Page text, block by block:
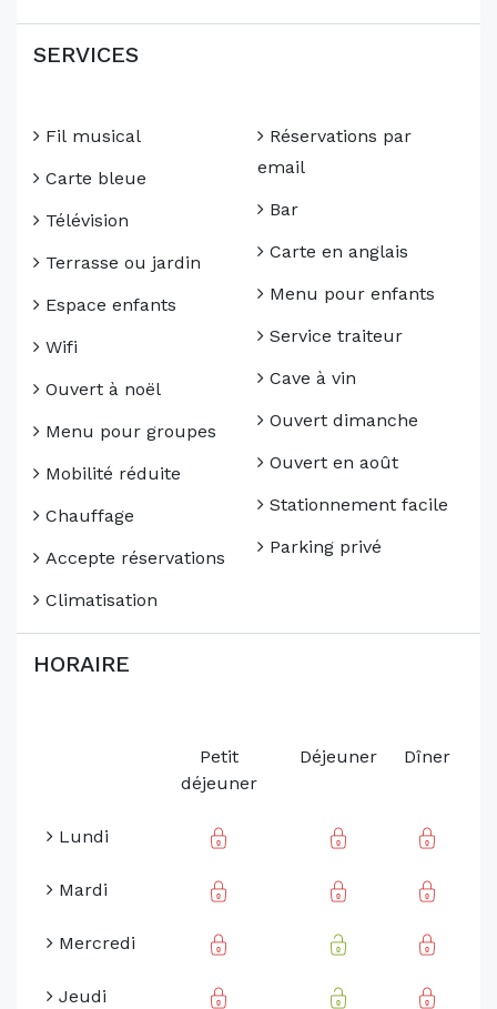
SERVICES
Fil musical
Carte bleue
Télévision
Terrasse ou jardin
Espace enfants
Wifi
Ouvert à noël
Menu pour groupes
Mobilité réduite
Chauffage
Accepte réservations
Climatisation
Réservations par
email
Bar
Carte en anglais
Menu pour enfants
Service traiteur
Cave à vin
Ouvert dimanche
Ouvert en août
Stationnement facile
Parking privé
HORAIRE
Petit
déjeuner
Déjeuner Dîner
Lundi
Mardi
Mercredi
Jeudi